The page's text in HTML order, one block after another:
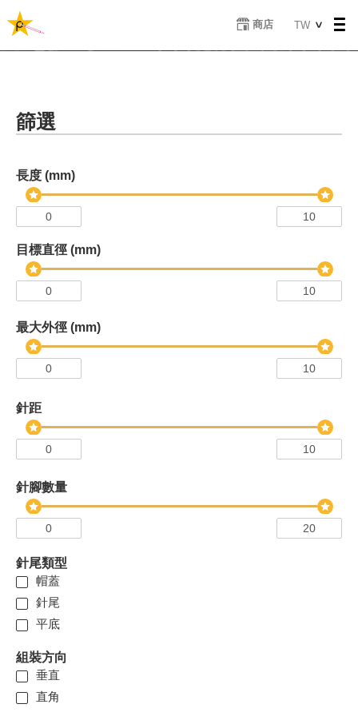
至
商店
Select
TW
篩選
長度 (mm)
目標直徑 (mm)
最大外徑 (mm)
針距
針腳數量
針尾類型
帽蓋
針尾
平底
組裝方向
垂直
直角